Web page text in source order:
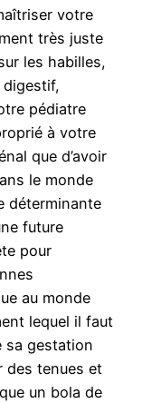
votre
très juste
les habilles,
digestif,
pédiatre
à votre
que d’avoir
le monde
déterminante
future
pour
au monde
lequel il faut
sa gestation
des tenues et
un bola de